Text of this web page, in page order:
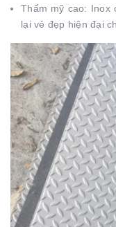
Thẩm mỹ cao: Inox
lại vẻ đẹp hiện đại